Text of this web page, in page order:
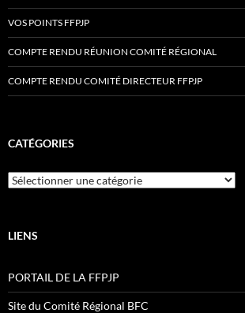
VOS POINTS FFPJP
COMPTE RENDU RÉUNION COMITÉ RÉGIONAL
COMPTE RENDU COMITÉ DIRECTEUR FFPJP
CATÉGORIES
Catégories
LIENS
PORTAIL DE LA FFPJP
Site du Comité Régional BFC